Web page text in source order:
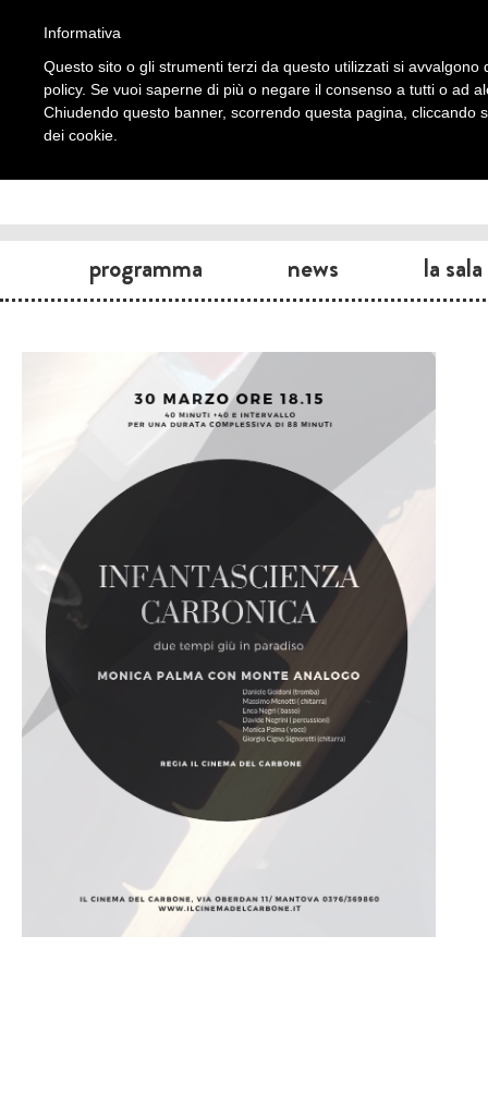
programma news la sala
Informativa
Questo sito o gli strumenti terzi da questo utilizzati si
policy. Se vuoi saperne di più o negare il consenso a tutti o ad
Chiudendo questo banner, scorrendo questa pagina, cliccando
dei cookie.